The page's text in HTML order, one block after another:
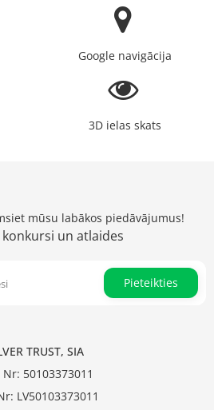
Google navigācija
3D ielas skats
mūsu labākos piedāvājumus!
konkursi un atlaides
Pieteikties
TRUST, SIA
Nr: 50103373011
LV50103373011